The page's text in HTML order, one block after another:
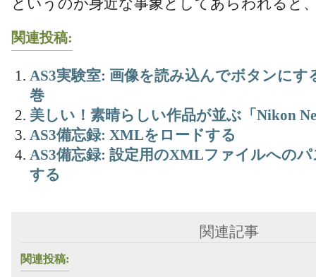
というのが身近な事象としてあらわれると
関連投稿:
AS3実験室: 画像を読み込んでボタンにす
巻
美しい！素晴らしい作品が並ぶ「Nikon
AS3備忘録: XMLをロードする
AS3備忘録: 設定用のXMLファイルへの
する
関連記事
関連投稿: